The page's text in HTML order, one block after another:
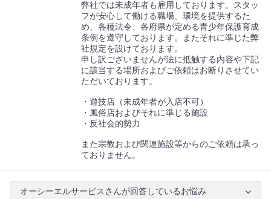
弊社では未成年者も雇用しております。スタッ
フが安心して働ける職場、環境を提供するた
め、各種法令、各府県が定める青少年保護育成
条例を遵守しております。またそれに準じた弊
社規定を設けております。
申し訳ございませんが法に抵触する内容や下記
に該当する場所およびご依頼はお断りさせてい
ただいております。
・遊技店（未成年者が入店不可）
・風俗店およびそれに準じる施設
・反社会的勢力
また宗教および関連施設等からのご依頼は承っ
ておりません。
オーシーエルサービスさんが回答しているお悩み